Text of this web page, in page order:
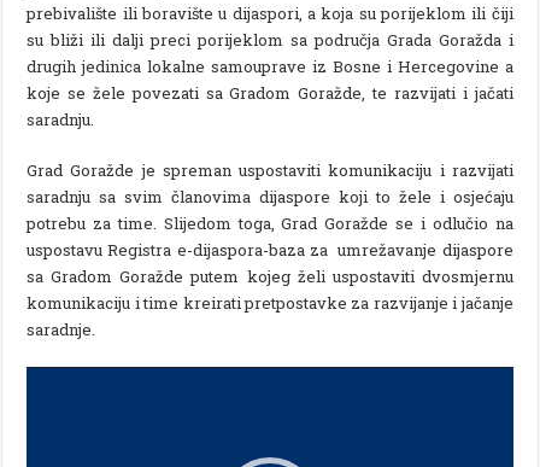
prebivalište ili boravište u dijaspori, a koja su porijeklom ili čiji
su bliži ili dalji preci porijeklom sa područja Grada Goražda i
drugih jedinica lokalne samouprave iz Bosne i Hercegovine a
koje se žele povezati sa Gradom Goražde, te razvijati i jačati
saradnju.
Grad Goražde je spreman uspostaviti komunikaciju i razvijati
saradnju sa svim članovima dijaspore koji to žele i osjećaju
potrebu za time. Slijedom toga, Grad Goražde se i odlučio na
uspostavu Registra e-dijaspora-baza za umrežavanje dijaspore
sa Gradom Goražde putem kojeg želi uspostaviti dvosmjernu
komunikaciju i time kreirati pretpostavke za razvijanje i jačanje
saradnje.